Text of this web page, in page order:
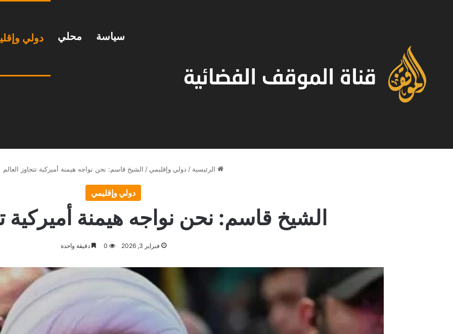
سياسة محلي دولي
الرئيسية / دولي وإقليمي / الشيخ قاسم: نحن نواجه هيمنة أميركية تتجاوز العالم
دولي وإقليمي
الشيخ قاسم: نحن نواجه هيمنة أميركية
فبراير 3, 2026 0 دقيقة واحدة